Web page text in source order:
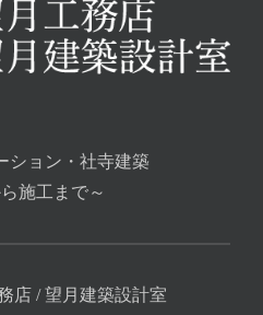
ション・社寺建築
施工まで～
店 / 望月建築設計室